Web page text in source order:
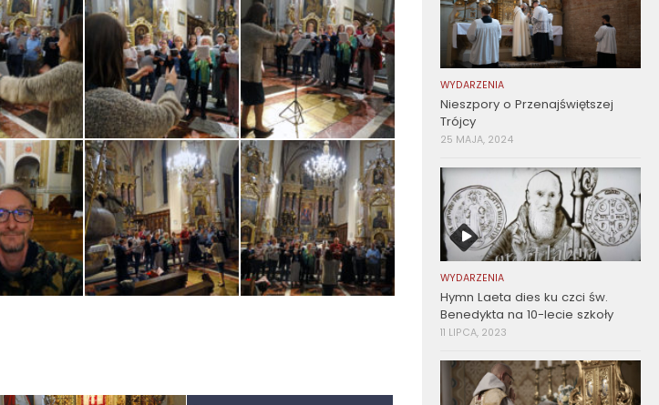
WYDARZENIA
Nieszpory o Przenajświętszej
Trójcy
25 MAJA, 2024
WYDARZENIA
Hymn Laeta dies ku czci św.
Benedykta na 10-lecie szkoły
11 LIPCA, 2023